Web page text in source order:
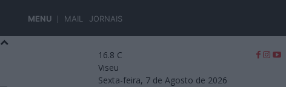
MENU MAIL JORNAIS
16.8 C
Viseu
Sexta-feira, 7 de Agosto de 2026